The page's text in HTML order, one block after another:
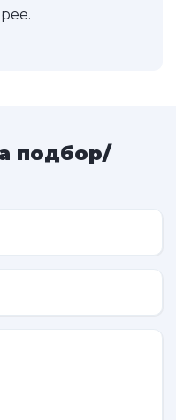
подбор/